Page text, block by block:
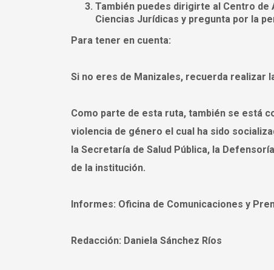
También puedes dirigirte al Centro de
Ciencias Jurídicas y pregunta por la
Para tener en cuenta:
Si no eres de Manizales, recuerda realizar
Como parte de esta ruta, también se está
violencia de género el cual ha sido
la Secretaría de Salud Pública, la
de la institución.
Informes: Oficina de Comunicaciones y
Redacción: Daniela Sánchez Ríos